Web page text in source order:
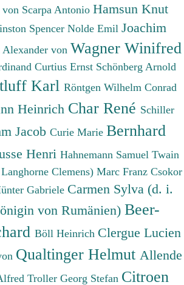
Scarpa Antonio Hamsun Knut
Spencer Nolde Emil Joachim
von Wagner Winifred
Curtius Ernst Schönberg Arnold
Karl Röntgen Wilhelm Conrad
Heinrich Char René Schiller
Jacob Curie Marie Bernhard
Henri Hahnemann Samuel Twain
Clemens) Marc Franz Csokor
Gabriele Carmen Sylva (d. i.
von Rumänien) Beer-
Böll Heinrich Clergue Lucien
Qualtinger Helmut Allende
Troller Georg Stefan Citroen